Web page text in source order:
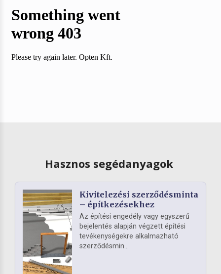
Hasznos segédanyagok
Kivitelezési szerződésminta
– építkezésekhez
Az építési engedély vagy egyszerű
bejelentés alapján végzett építési
tevékenységekre alkalmazható
szerződésmin...